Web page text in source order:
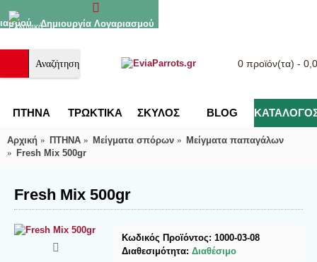
Δημιουργία Λογαριασμού
0 προϊόν(τα) -
ΠΤΗΝΑ ΤΡΩΚΤΙΚΑ ΣΚΥΛΟΣ BLOG
Αρχική ΠΤΗΝΑ Μείγματα σπόρων
Μείγματα παπαγάλων
Fresh Mix 500gr
Fresh Mix 500gr
Κωδικός Προϊόντος:1000-03-08
Διαθεσιμότητα:Διαθέσιμο